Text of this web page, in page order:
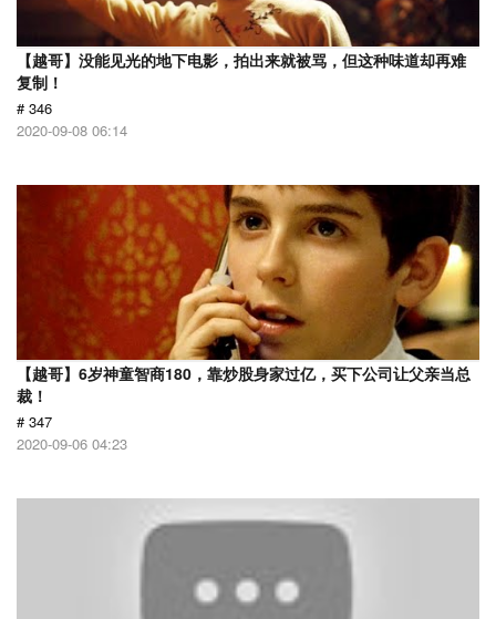
【越哥】没能见光的地下电影，拍出来就被骂，但这种味道却再难
复制！
# 346
2020-09-08 06:14
【越哥】6岁神童智商180，靠炒股身家过亿，买下公司让父亲当总
裁！
# 347
2020-09-06 04:23